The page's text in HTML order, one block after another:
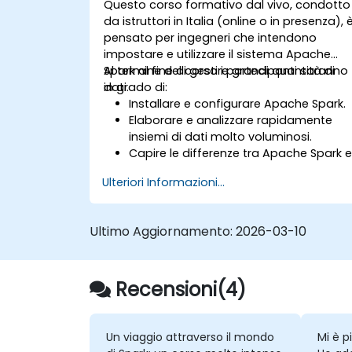
Questo corso formativo dal vivo, condotto
da istruttori in Italia (online o in presenza), è
pensato per ingegneri che intendono
impostare e utilizzare il sistema Apache
Spark al fine di gestire grandi quantità di
dati.
Al termine del corso i partecipanti saranno
in grado di:
Installare e configurare Apache Spark.
Elaborare e analizzare rapidamente
insiemi di dati molto voluminosi.
Capire le differenze tra Apache Spark e
impiegarli.
Integrare Apache Spark con altri
Ulteriori Informazioni...
Ultimo Aggiornamento: 2026-03-10
Recensioni(4)
Un viaggio attraverso il mondo
Mi è